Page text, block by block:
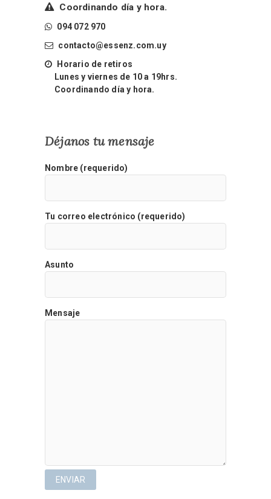
Coordinando día y hora.
094 072 970
contacto@essenz.com.uy
Horario de retiros
Lunes y viernes de 10 a 19hrs.
Coordinando día y hora.
Déjanos tu mensaje
Nombre (requerido)
Tu correo electrónico (requerido)
Asunto
Mensaje